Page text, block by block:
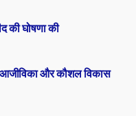
और कौशल विकास
की घोषणा की